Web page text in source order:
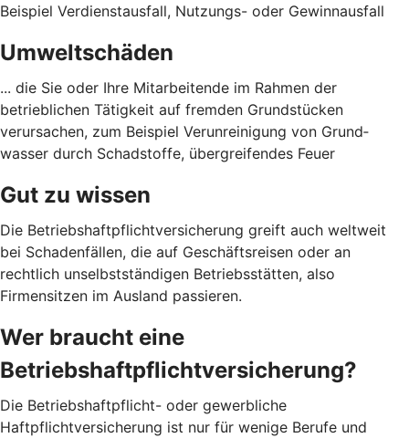
Beispiel Verdienst­ausfall, Nutzungs- oder Gewinn­ausfall
Umweltschäden
... die Sie oder Ihre Mitarbeitende im Rahmen der
betrieblichen Tätigkeit auf fremden Grund­stücken
verursachen, zum Beispiel Verunreinigung von Grund­
wasser durch Schad­stoffe, übergreifendes Feuer
Gut zu wissen
Die Betriebshaftpflichtversicherung greift auch weltweit
bei Schadenfällen, die auf Geschäftsreisen oder an
rechtlich unselbstständigen Betriebsstätten, also
Firmensitzen im Ausland passieren.
Wer braucht eine
Betriebshaftpflichtversicherung?
Die Betriebshaftpflicht- oder gewerbliche
Haftpflichtversicherung ist nur für wenige Berufe und